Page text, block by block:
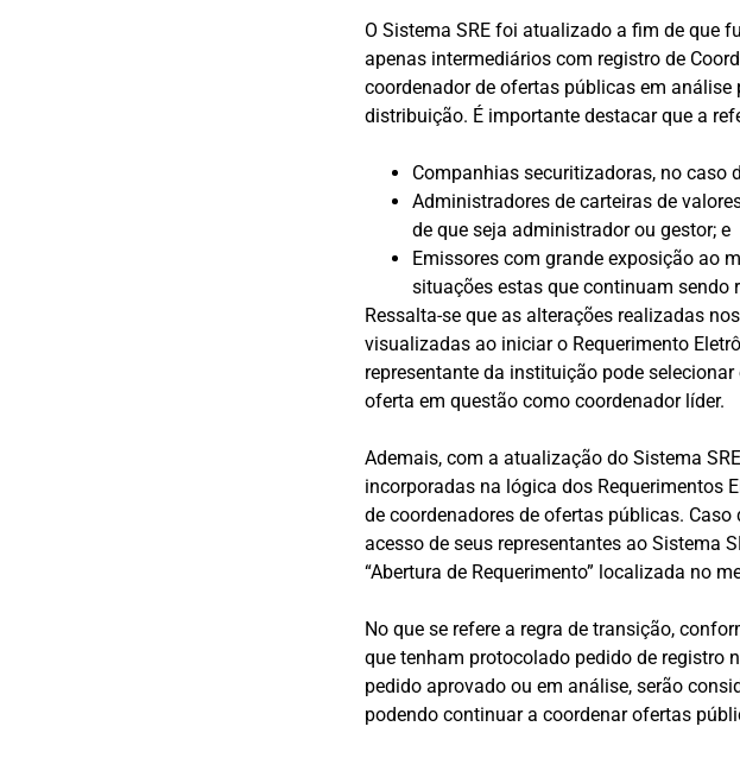
O Sistema SRE foi atualizado a fim de que
apenas intermediários com registro de
coordenador de ofertas públicas em
distribuição. É importante destacar que a
Companhias securitizadoras, no caso
Administradores de carteiras de
de que seja administrador ou gestor; e
Emissores com grande exposição ao
situações estas que continuam sendo
Ressalta-se que as alterações realizadas
visualizadas ao iniciar o Requerimento
representante da instituição pode
oferta em questão como coordenador líder.
Ademais, com a atualização do Sistema
incorporadas na lógica dos Requerimentos
de coordenadores de ofertas públicas.
acesso de seus representantes ao Sistema
“Abertura de Requerimento” localizada no
No que se refere a regra de transição,
que tenham protocolado pedido de registro
pedido aprovado ou em análise, serão
podendo continuar a coordenar ofertas